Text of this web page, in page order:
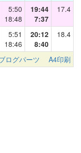
5:50
18:48
19:44
7:37
17.4
5:51
18:46
20:12
8:40
18.4
ログパーツ A4印刷